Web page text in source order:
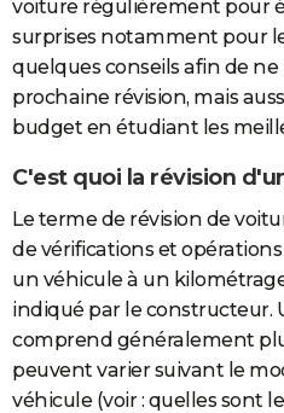
voiture régulièrement pour
surprises notamment pour
quelques conseils afin de
prochaine révision, mais
budget en étudiant les
C'est quoi la révision
Le terme de révision de
de vérifications et
un véhicule à un
indiqué par le constructeur.
comprend généralement
peuvent varier suivant le
véhicule (voir : quelles sont